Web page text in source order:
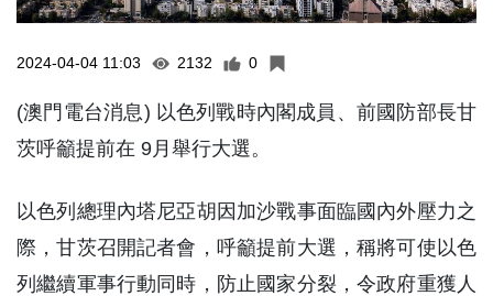
2024-04-04 11:03 2132 0
(澳門電台消息) 以色列戰時內閣成員、前國防部長甘
茨呼籲提前在 9月舉行大選。
以色列總理內塔尼亞胡因加沙戰事面臨國內外壓力之
際，甘茨召開記者會，呼籲提前大選，稱將可使以色
列繼續軍事行動同時，防止國家分裂，令政府重獲人